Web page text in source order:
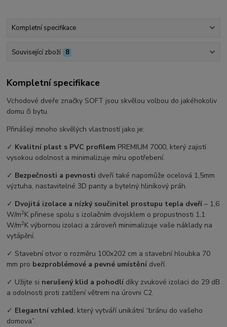
Kompletní specifikace
Související zboží 8
Kompletní specifikace
Vchodové dveře značky SOFT jsou skvělou volbou do jakéhokoliv
domu či bytu.
Přinášejí mnoho skvělých vlastností jako je:
✓ Kvalitní plast s PVC profilem PREMIUM 7000, který zajistí
vysokou odolnost a minimalizuje míru opotřebení.
✓ Bezpečnosti a pevnosti dveří také napomůže ocelová 1,5mm
výztuha, nastavitelné 3D panty a bytelný hliníkový práh.
✓ Dvojitá izolace a nízký součinitel prostupu tepla dveří –⁠ 1,6
W/m2K přinese spolu s izolačním dvojsklem o propustnosti 1,1
W/m2K výbornou izolaci a zároveň minimalizuje vaše náklady na
vytápění.
✓ Stavební otvor o rozměru 100x202 cm a stavební hloubka 70
mm pro bezproblémové a pevné umístění dveří.
✓ Užijte si nerušený klid a pohodlí díky zvukové izolaci do 29 dB
a odolnosti proti zatížení větrem na úrovni C2.
✓ Elegantní vzhled, který vytváří unikátní “bránu do vašeho
domova”.